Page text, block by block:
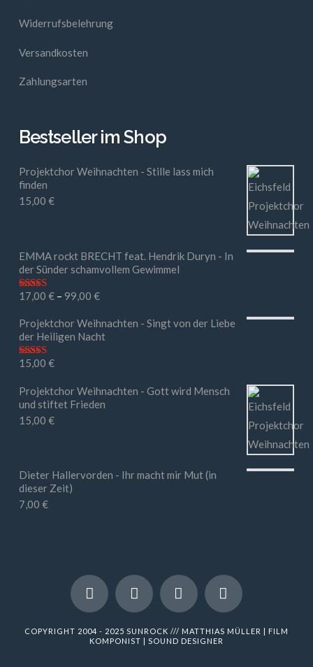
Widerrufsbelehrung
Versandkosten
Zahlungsarten
Bestseller im Shop
Projektchor Weihnachten - Stille lass mich
finden
15,00 €
EMMA rockt BRECHT feat. Hendrik Duryn - In
der Sünder schamvollem Gewimmel
Bewertet mit
17,00 €– 99,00 €
Projektchor Weihnachten - Singt von der Liebe
der Heiligen Nacht
Bewertet mit
15,00 €
Projektchor Weihnachten - Gott wird Mensch
und stiftet Frieden
15,00 €
Dieter Hallervorden - Ihr macht mir Mut (in
dieser Zeit)
7,00 €
COPYRIGHT 2004 - 2025 SUNROCK /// MATTHIAS MÜLLER | FILM
KOMPONIST | SOUND DESIGNER